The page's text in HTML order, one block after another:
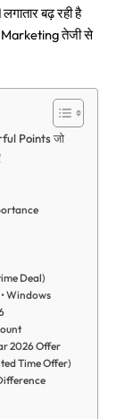
बढ़ रही है
तेजी से
Points जो
Deal)
Windows
2026 Offer
Time Offer)